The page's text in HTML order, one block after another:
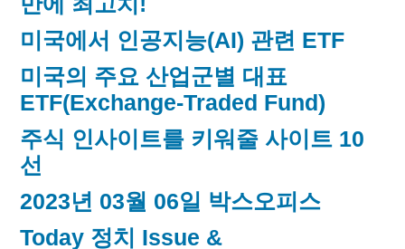
미국에서 인공지능(AI) 관련 ETF
미국의 주요 산업군별 대표
ETF(Exchange-Traded Fund)
주식 인사이트를 키워줄 사이트 10
선
2023년 03월 06일 박스오피스
Today 정치 Issue &